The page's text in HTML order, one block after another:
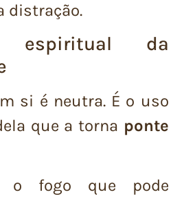
distração.
da
si é neutra. É o uso
que a torna ponte
o fogo que pode